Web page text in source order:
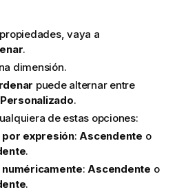
vaya a
.
dimensión.
puede alternar entre
Personalizado.
de estas opciones:
por expresión:Ascendente o
.
:Ascendente o
.